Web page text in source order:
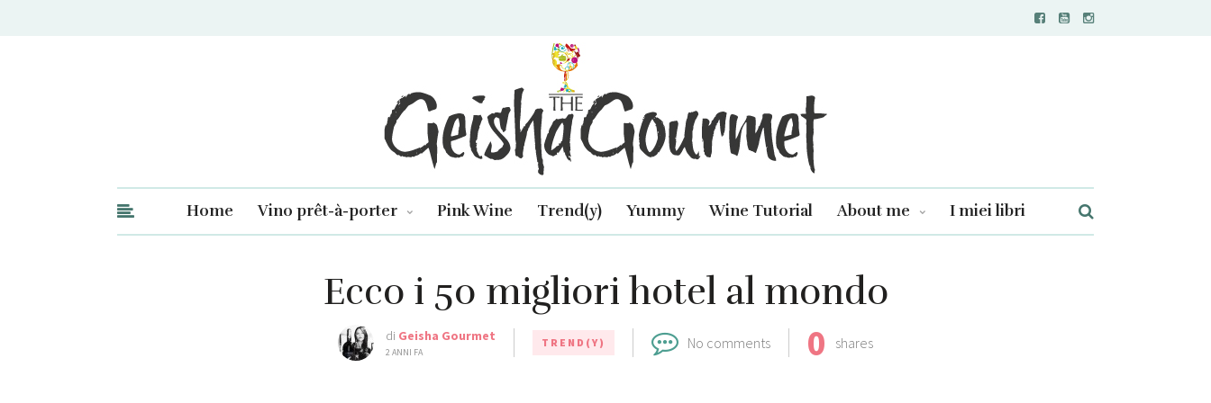
Home Vino prêt-à-porter Pink Wine Trend(y) Yummy Wine Tutorial About me I miei libri
Ecco i 50 migliori hotel al mondo
di Geisha Gourmet
2 ANNI FA
TREND(Y) No comments 0 shares